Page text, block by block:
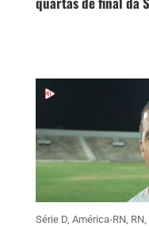
Série D, América-RN, RN,